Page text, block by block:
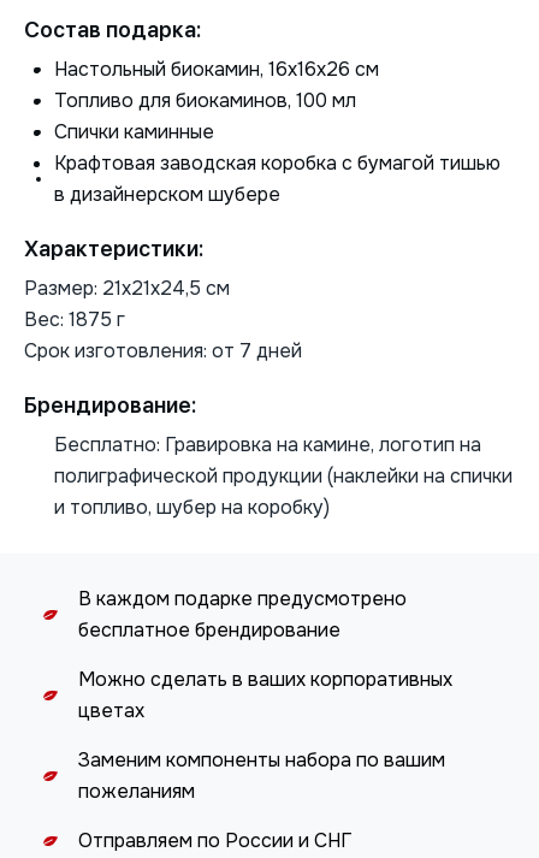
Состав подарка:
Настольный биокамин, 16x16x26 см
Топливо для биокаминов, 100 мл
Спички каминные
Крафтовая заводская коробка с бумагой тишью
в дизайнерском шубере
Характеристики:
Размер: 21х21х24,5 см
Вес: 1875 г
Срок изготовления: от 7 дней
Брендирование:
Бесплатно: Гравировка на камине, логотип на
полиграфической продукции (наклейки на спички
и топливо, шубер на коробку)
В каждом подарке предусмотрено
бесплатное брендирование
Можно сделать в ваших корпоративных
цветах
Заменим компоненты набора по вашим
пожеланиям
Отправляем по России и СНГ